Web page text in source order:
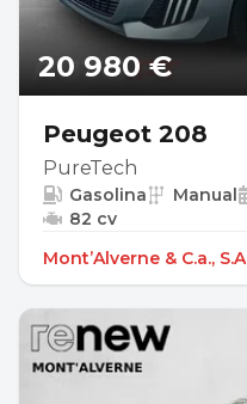
20 980 €
Peugeot 208
PureTech
Gasolina Manual
82 cv
Mont’Alverne & C.a., S.A